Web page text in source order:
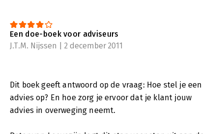
Een doe-boek voor adviseurs
J.T.M. Nijssen | 2 december 2011
Dit boek geeft antwoord op de vraag: Hoe stel je een
advies op? En hoe zorg je ervoor dat je klant jouw
advies in overweging neemt.